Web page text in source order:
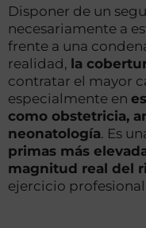
Disponer de un
necesariamente a
frente a una
realidad, la
contratar el mayor
especialmente en
como obstetricia,
neonatología. Es
primas más
magnitud real del
ejercicio